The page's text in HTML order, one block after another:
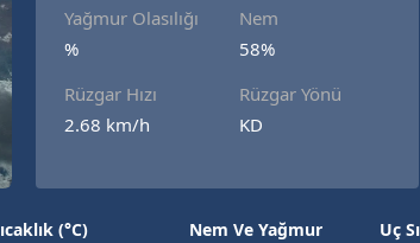
Yağmur Olasılığı
%
Nem
58%
Rüzgar Hızı
2.68 km/h
Rüzgar Yönü
KD
(°C) Nem Ve Yağmur Uç